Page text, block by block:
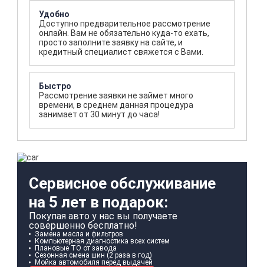
Удобно
Доступно предварительное рассмотрение
онлайн. Вам не обязательно куда-то ехать,
просто заполните заявку на сайте, и
кредитный специалист свяжется с Вами.
Быстро
Рассмотрение заявки не займет много
времени, в среднем данная процедура
занимает от 30 минут до часа!
Сервисное обслуживание
на 5 лет в подарок:
Покупая авто у нас вы получаете
совершенно бесплатно!
Замена масла и фильтров
Компьютерная диагностика всех систем
Плановые ТО от завода
Сезонная смена шин (2 раза в год)
Мойка автомобиля перед выдачей